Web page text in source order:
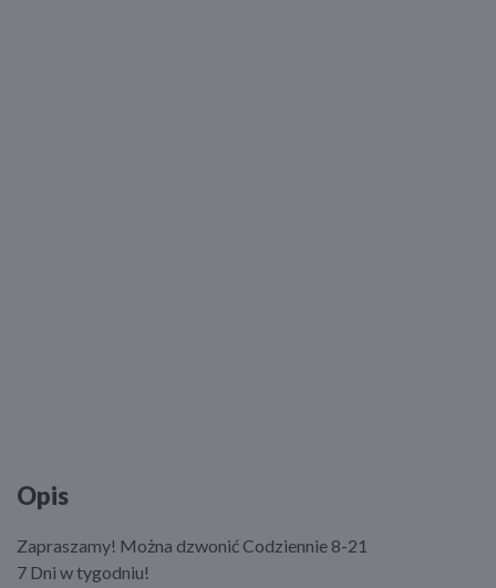
Opis
Zapraszamy! Można dzwonić Codziennie 8-21
7 Dni w tygodniu!